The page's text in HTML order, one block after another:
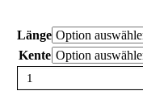
Länge
Kente